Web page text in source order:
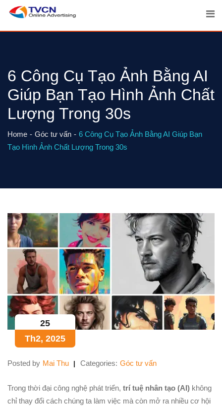
content
6 Công Cụ Tạo Ảnh Bằng AI
Giúp Bạn Tạo Hình Ảnh Chất
Lượng Trong 30s
Home Góc tư vấn
6 Công Cụ Tạo Ảnh Bằng AI Giúp Bạn
Tạo Hình Ảnh Chất Lượng Trong 30s
25
Th2, 2025
Posted by Mai Thu Categories: Góc tư vấn
Trong thời đại công nghệ phát triển, trí tuệ nhân tạo (AI) không
chỉ thay đổi cách chúng ta làm việc mà còn mở ra nhiều cơ hội